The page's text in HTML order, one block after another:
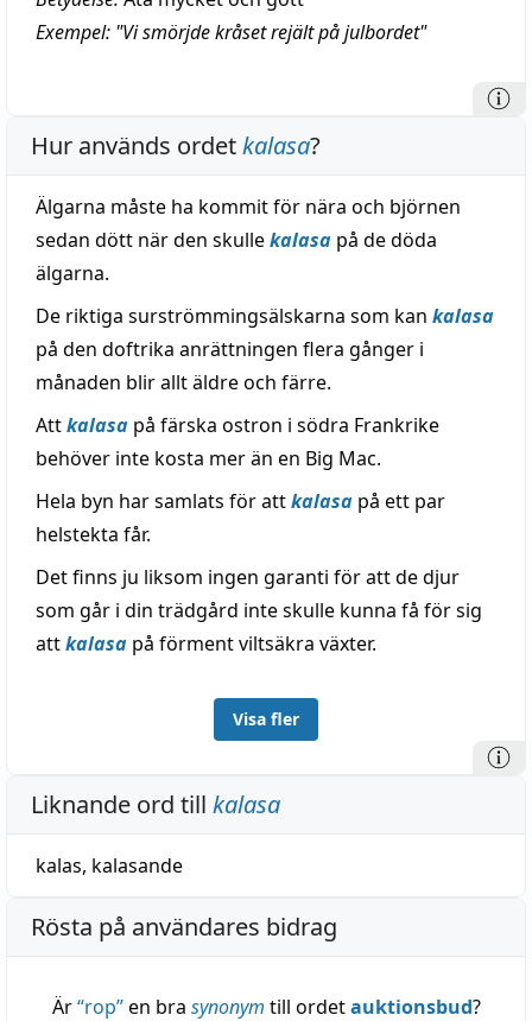
Exempel: "Vi smörjde kråset rejält på julbordet"
Hur används ordetkalasa?
Älgarna måste ha kommit för nära och björnen
sedan dött när den skullekalasa på de döda
älgarna.
De riktiga surströmmingsälskarna som kan kalasa
på den doftrika anrättningen flera gånger i
månaden blir allt äldre och färre.
Attkalasa på färska ostron i södra Frankrike
behöver inte kosta mer än en Big Mac.
Hela byn har samlats för attkalasa på ett par
helstekta får.
Det finns ju liksom ingen garanti för att de djur
som går i din trädgård inte skulle kunna få för sig
attkalasa på förment viltsäkra växter.
Visa fler
Liknande ord till kalasa
kalas, kalasande
Rösta på användares bidrag
Är“rop”en bra synonym till ordetauktionsbud?